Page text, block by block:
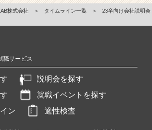
株式会社 ＞ タイムライン一覧 ＞
23卒向け会社説明会
職サービス
説明会を探す
就職イベントを探す
ン
適性検査